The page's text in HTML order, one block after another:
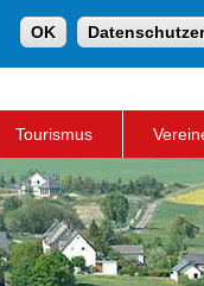
OK
Suchformular
Tourismus